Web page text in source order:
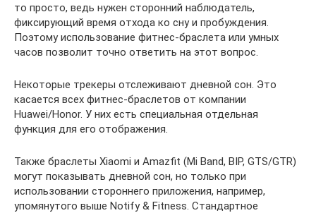
то просто, ведь нужен сторонний наблюдатель,
фиксирующий время отхода ко сну и пробуждения.
Поэтому использование фитнес-браслета или умных
часов позволит точно ответить на этот вопрос.
Некоторые трекеры отслеживают дневной сон. Это
касается всех фитнес-браслетов от компании
Huawei/Honor. У них есть специальная отдельная
функция для его отображения.
Также браслеты Xiaomi и Amazfit (Mi Band, BIP, GTS/GTR)
могут показывать дневной сон, но только при
использовании стороннего приложения, например,
упомянутого выше Notify & Fitness. Стандартное